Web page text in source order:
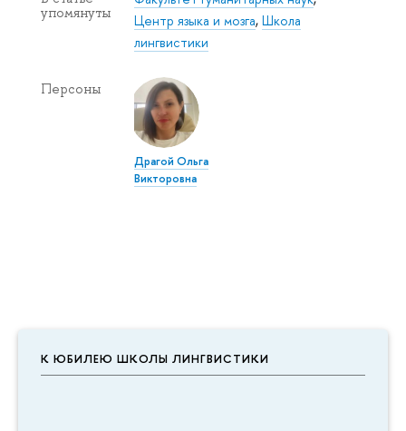
К ЮБИЛЕЮ ШКОЛЫ ЛИНГВИСТИКИ
упомянуты
Центр языка и мозга,Школа
лингвистики
Персоны
Драгой Ольга
Викторовна